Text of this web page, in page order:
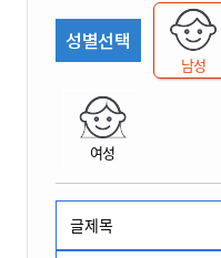
성별선택
남성
여성